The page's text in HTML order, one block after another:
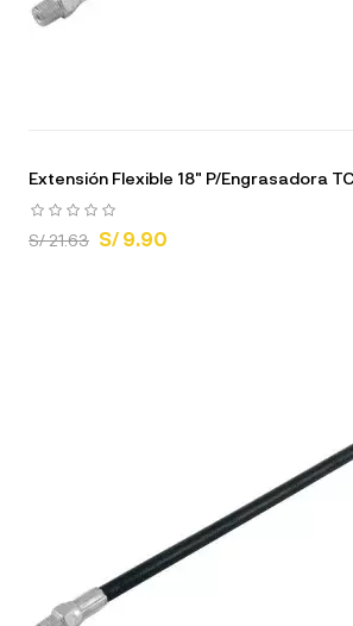
Extensión Flexible 18" P/Engrasadora
S/ 21.63 S/ 9.90